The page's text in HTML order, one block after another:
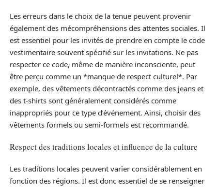
Les erreurs dans le choix de la tenue peuvent provenir
également des mécompréhensions des attentes sociales. Il
est essentiel pour les invités de prendre en compte le code
vestimentaire souvent spécifié sur les invitations. Ne pas
respecter ce code, même de manière inconsciente, peut
être perçu comme un *manque de respect culturel*. Par
exemple, des vêtements décontractés comme des jeans et
des t-shirts sont généralement considérés comme
inappropriés pour ce type d’événement. Ainsi, choisir des
vêtements formels ou semi-formels est recommandé.
Respect des traditions locales et influence de la culture
Les traditions locales peuvent varier considérablement en
fonction des régions. Il est donc essentiel de se renseigner